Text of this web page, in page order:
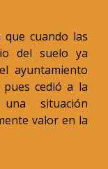
que cuando las
del suelo ya
ayuntamiento
cedió a la
situación
valor en la